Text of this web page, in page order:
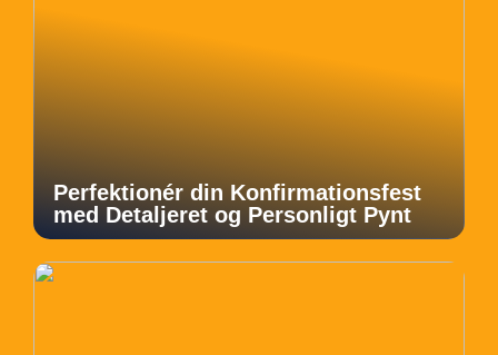
Perfektionér din Konfirmationsfest
med Detaljeret og Personligt Pynt